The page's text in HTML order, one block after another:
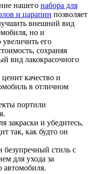
нашего набора для
и царапин позволяет
внешний вид
но и
увеличить его
сохраняя
вид лакокрасочного
качество и
в отличном
портили
закраски и убедитесь,
так, как будто он
безупречный стиль с
для ухода за
автомобиля.